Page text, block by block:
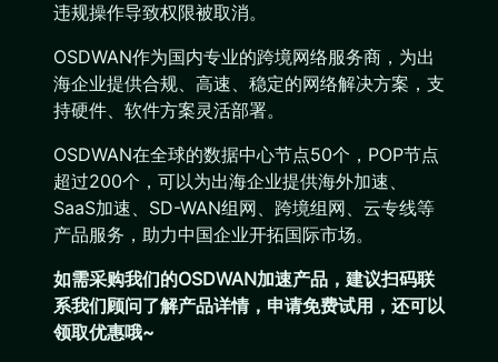
违规操作导致权限被取消。
OSDWAN作为国内专业的跨境网络服务商，为出
海企业提供合规、高速、稳定的网络解决方案，支
持硬件、软件方案灵活部署。
OSDWAN在全球的数据中心节点50个，POP节点
超过200个，可以为出海企业提供海外加速、
SaaS加速、SD-WAN组网、跨境组网、云专线等
产品服务，助力中国企业开拓国际市场。
如需采购我们的OSDWAN加速产品，建议扫码联
系我们顾问了解产品详情，申请免费试用，还可以
领取优惠哦~